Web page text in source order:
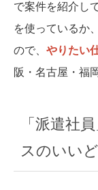
で案件を紹介し
を使っているか
ので、 やりたい
阪・名古屋・福
「派遣社
スのいい